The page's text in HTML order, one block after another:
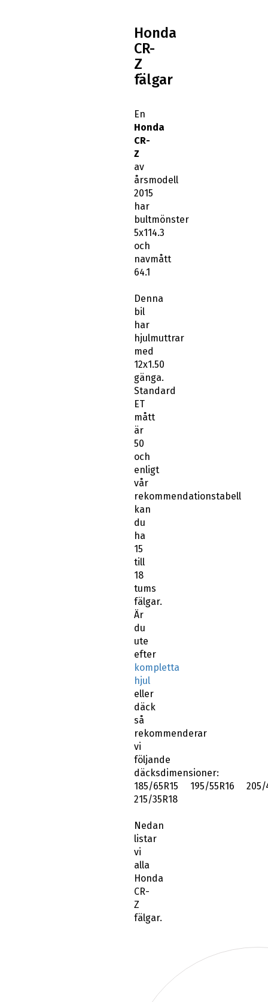
Honda
CR-
Z
fälgar
En
Honda
CR-
Z
av
årsmodell
2015
har
bultmönster
5x114.3
och
navmått
64.1
Denna
bil
har
hjulmuttrar
med
12x1.50
gänga.
Standard
ET
mått
är
50
och
enligt
vår
rekommendationstabell
kan
du
ha
15
till
18
tums
fälgar.
Är
du
ute
efter
kompletta
hjul
eller
däck
så
rekommenderar
vi
följande
däcksdimensioner:
185/65R15 195/55R16 205/
215/35R18
Nedan
listar
vi
alla
Honda
CR-
Z
fälgar.